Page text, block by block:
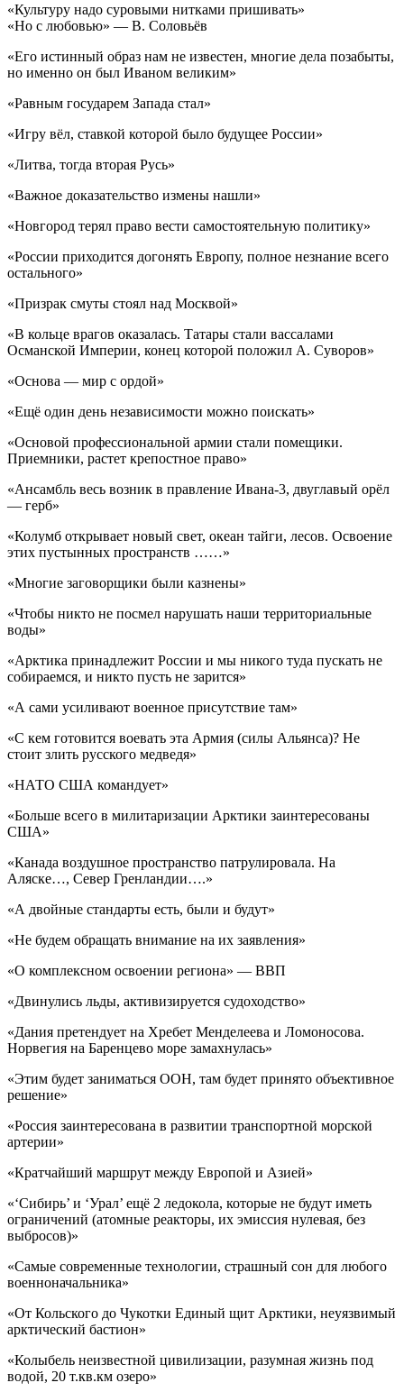
«Культуру надо суровыми нитками пришивать»
«Но с любовью» — В. Соловьёв
«Его истинный образ нам не известен, многие дела позабыты,
но именно он был Иваном великим»
«Равным государем Запада стал»
«Игру вёл, ставкой которой было будущее России»
«Литва, тогда вторая Русь»
«Важное доказательство измены нашли»
«Новгород терял право вести самостоятельную политику»
«России приходится догонять Европу, полное незнание всего
остального»
«Призрак смуты стоял над Москвой»
«В кольце врагов оказалась. Татары стали вассалами
Османской Империи, конец которой положил А. Суворов»
«Основа — мир с ордой»
«Ещё один день независимости можно поискать»
«Основой профессиональной армии стали помещики.
Приемники, растет крепостное право»
«Ансамбль весь возник в правление Ивана-3, двуглавый орёл
— герб»
«Колумб открывает новый свет, океан тайги, лесов. Освоение
этих пустынных пространств ……»
«Многие заговорщики были казнены»
«Чтобы никто не посмел нарушать наши территориальные
воды»
«Арктика принадлежит России и мы никого туда пускать не
собираемся, и никто пусть не зарится»
«А сами усиливают военное присутствие там»
«С кем готовится воевать эта Армия (силы Альянса)? Не
стоит злить русского медведя»
«НАТО США командует»
«Больше всего в милитаризации Арктики заинтересованы
США»
«Канада воздушное пространство патрулировала. На
Аляске…, Север Гренландии….»
«А двойные стандарты есть, были и будут»
«Не будем обращать внимание на их заявления»
«О комплексном освоении региона» — ВВП
«Двинулись льды, активизируется судоходство»
«Дания претендует на Хребет Менделеева и Ломоносова.
Норвегия на Баренцево море замахнулась»
«Этим будет заниматься ООН, там будет принято объективное
решение»
«Россия заинтересована в развитии транспортной морской
артерии»
«Кратчайший маршрут между Европой и Азией»
«‘Сибирь’ и ‘Урал’ ещё 2 ледокола, которые не будут иметь
ограничений (атомные реакторы, их эмиссия нулевая, без
выбросов)»
«Самые современные технологии, страшный сон для любого
военноначальника»
«От Кольского до Чукотки Единый щит Арктики, неуязвимый
арктический бастион»
«Колыбель неизвестной цивилизации, разумная жизнь под
водой, 20 т.кв.км озеро»